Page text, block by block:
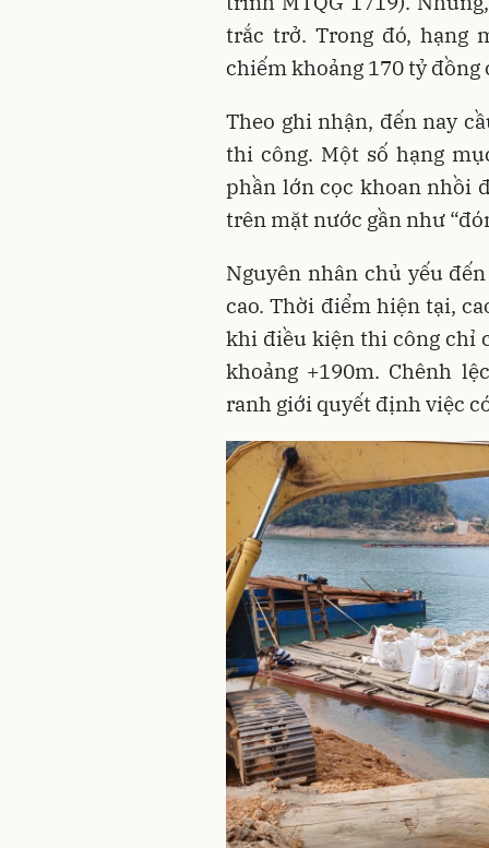
trắc trở. Trong đó, hạng
chiếm khoảng 170 tỷ
Theo ghi nhận, đến nay
thi công. Một số hạng
phần lớn cọc khoan nhồi
trên mặt nước gần như
Nguyên nhân chủ yếu
cao. Thời điểm hiện tại,
khi điều kiện thi công chỉ
khoảng +190m. Chênh
ranh giới quyết định việc